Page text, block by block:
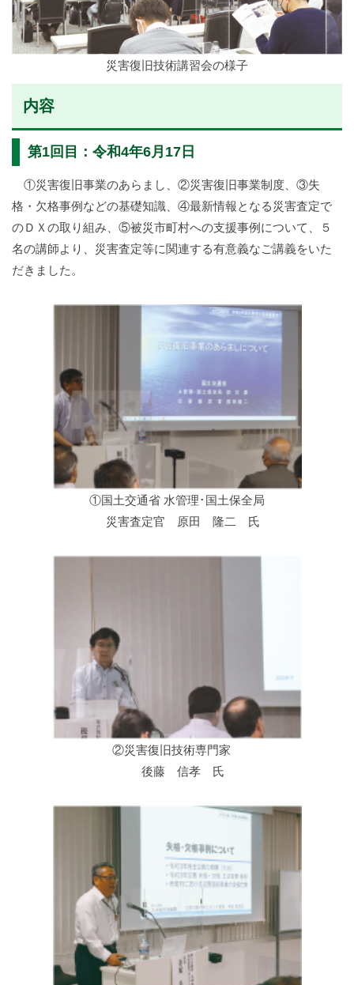
災害復旧技術講習会の様子
内容
第1回目：令和4年6月17日
①災害復旧事業のあらまし、②災害復旧事業制度、③失
格・欠格事例などの基礎知識、④最新情報となる災害査定で
のＤＸの取り組み、⑤被災市町村への支援事例について、５
名の講師より、災害査定等に関連する有意義なご講義をいた
だきました。
①国土交通省 水管理･国土保全局
災害査定官 原田 隆二 氏
②災害復旧技術専門家
後藤 信孝 氏